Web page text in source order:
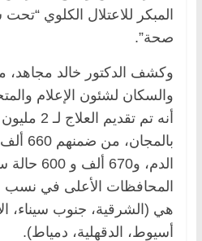
صحة”.
وكشف الدكتور خالد مجاهد،
والسكان لشئون الإعلام
الدم،
المحافظات الأعلى في نسب
هي (الشرقية، جنوب سيناء،
أسيوط، الدقهلية، دمياط).